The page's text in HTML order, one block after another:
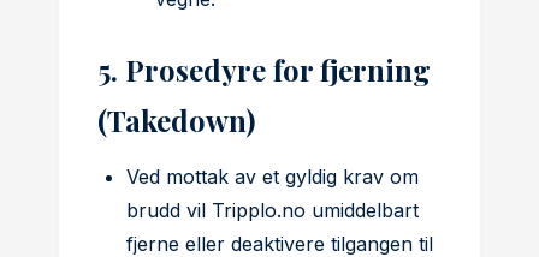
5. Prosedyre for fjerning
(Takedown)
Ved mottak av et gyldig krav om
brudd vil Tripplo.no umiddelbart
fjerne eller deaktivere tilgangen til